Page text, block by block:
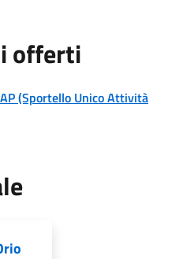
offerti
(Sportello Unico Attività